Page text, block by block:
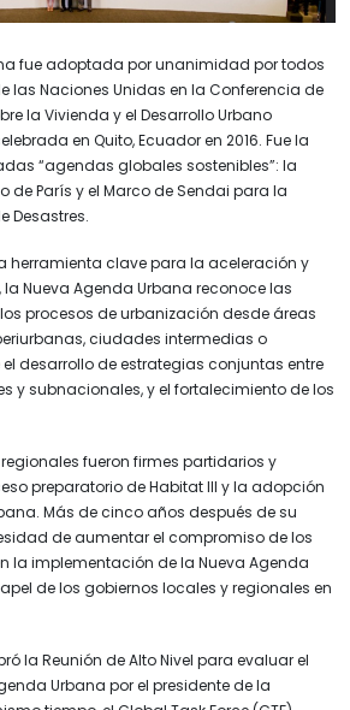
fue adoptada por unanimidad por todos
las Naciones Unidas en la Conferencia de
la Vivienda y el Desarrollo Urbano
en Quito, Ecuador en 2016. Fue la
“agendas globales sostenibles”: la
de París y el Marco de Sendai para la
Desastres.
herramienta clave para la aceleración y
la Nueva Agenda Urbana reconoce las
procesos de urbanización desde áreas
ciudades intermedias o
el desarrollo de estrategias conjuntas entre
y subnacionales, y el fortalecimiento de los
fueron firmes partidarios y
preparatorio de Habitat III y la adopción
Más de cinco años después de su
de aumentar el compromiso de los
la implementación de la Nueva Agenda
de los gobiernos locales y regionales en
la Reunión de Alto Nivel para evaluar el
Urbana por el presidente de la